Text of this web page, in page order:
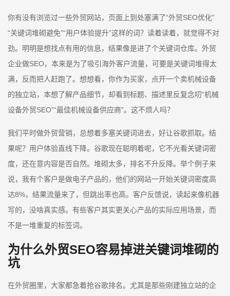
你有没有浏览过一些外贸网站，页面上到处塞满了“外贸SEO优化”
“关键词堆砌避免”“用户体验提升”这样的词？读着读着，就觉得不对
劲。明明是想找点有用的信息，结果像是进了个关键词仓库。外贸
企业做SEO，本来是为了吸引海外客户流量，可要是关键词堆得太
满，反而把人赶跑了。想想看，你作为买家，点开一个卖机械设备
的独立站，本想了解产品细节，却看到标题、描述里反复念叨“机械
设备外贸SEO”“最佳机械设备供应商”。这不烦人吗？
我们平时做外贸营销，总想着多塞关键词进去，好让谷歌抓取。结
果呢？用户体验直线下降。谷歌现在聪明着呢，它不光看关键词密
度，还在意内容是否自然。堆砌太多，排名不升反降。举个例子来
说，我有个客户是做电子产品的，他们的网站一开始关键词密度高
达8%，结果流量来了，但跳出率也高。客户反馈说，读起来像机器
写的，没啥真实感。有些客户其实更关心产品的实际应用场景，而
不是一堆重复的标签词。
为什么外贸SEO容易掉进关键词堆砌的
坑
在外贸圈里，大家都急着抢谷歌排名。尤其是那些刚建独立站的企